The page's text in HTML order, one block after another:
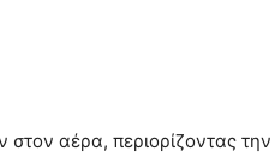
αέρα, περιορίζοντας